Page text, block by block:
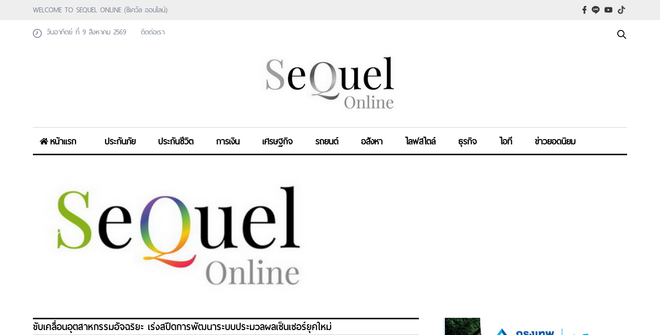
WELCOME TO SEQUEL ONLINE (ซีเคว้ล ออนไลน์)
วันอาทิตย์ ที่ 9 สิงหาคม 2569
ติดต่อเรา
หน้าแรก ประกันภัย ประกันชีวิต การเงิน เศรษฐกิจ รถยนต์ อสังหา ไลฟสไตล์ ธุรกิจ ไอที ข่าวยอดนิยม
ขับเคลื่อนอุตสาหกรรมอัจฉริยะ เร่งสปีดการพัฒนาระบบประมวลผลเซ็นเซอร์ยุคใหม่